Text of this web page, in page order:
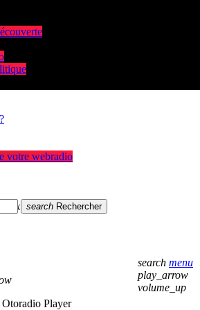
skip_next
Otoradio Player
votre webradio
search menu
play_arrow
volume_up
search Rechercher